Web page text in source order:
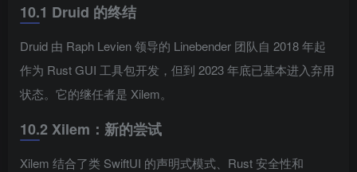
10.1 Druid 的终结
Druid 由 Raph Levien 领导的 Linebender 团队自 2018 年起
作为 Rust GUI 工具包开发，但到 2023 年底已基本进入弃用
状态。它的继任者是 Xilem。
10.2 Xilem：新的尝试
Xilem 结合了类 SwiftUI 的声明式模式、Rust 安全性和